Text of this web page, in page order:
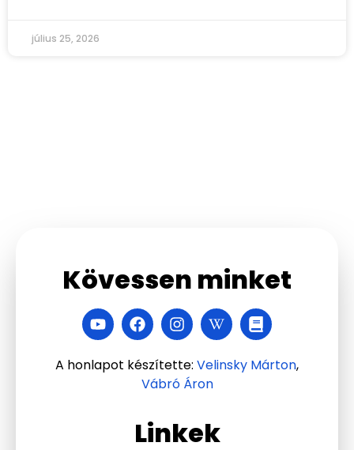
július 25, 2026
Linkek
Kövessen minket
A honlapot készítette: Velinsky Márton,
Vábró Áron